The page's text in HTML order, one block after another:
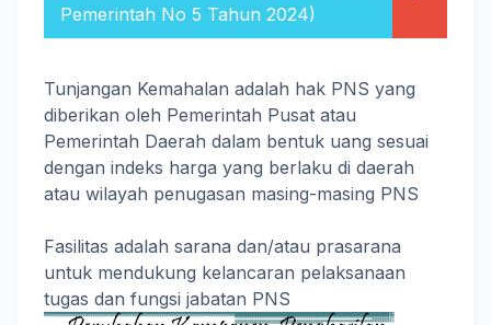
Pemerintah No 5 Tahun 2024)
Tunjangan Kemahalan adalah hak PNS yang
diberikan oleh Pemerintah Pusat atau
Pemerintah Daerah dalam bentuk uang sesuai
dengan indeks harga yang berlaku di daerah
atau wilayah penugasan masing-masing PNS
Fasilitas adalah sarana dan/atau prasarana
untuk mendukung kelancaran pelaksanaan
tugas dan fungsi jabatan PNS